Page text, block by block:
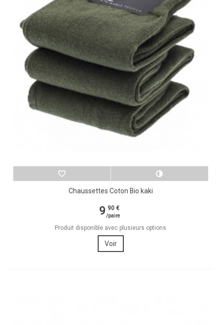
Chaussettes Coton Bio kaki
9 90 €
/paire
Produit disponible avec plusieurs options
Voir